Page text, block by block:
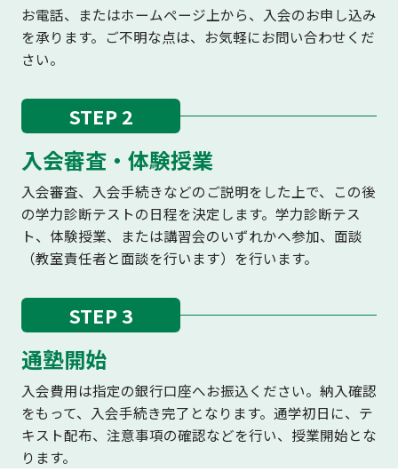
お電話、またはホームページ上から、入会のお申し込み
を承ります。ご不明な点は、お気軽にお問い合わせくだ
さい。
STEP 2
入会審査・体験授業
入会審査、入会手続きなどのご説明をした上で、この後
の学力診断テストの日程を決定します。学力診断テス
ト、体験授業、または講習会のいずれかへ参加、面談
（教室責任者と面談を行います）を行います。
STEP 3
通塾開始
入会費用は指定の銀行口座へお振込ください。納入確認
をもって、入会手続き完了となります。通学初日に、テ
キスト配布、注意事項の確認などを行い、授業開始とな
ります。